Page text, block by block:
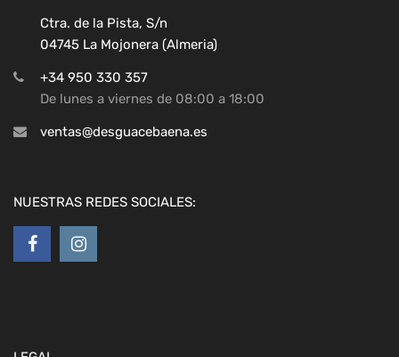
Ctra. de la Pista, S/n
04745 La Mojonera (Almeria)
+34 950 330 357
De lunes a viernes de 08:00 a 18:00
ventas@desguacebaena.es
NUESTRAS REDES SOCIALES: